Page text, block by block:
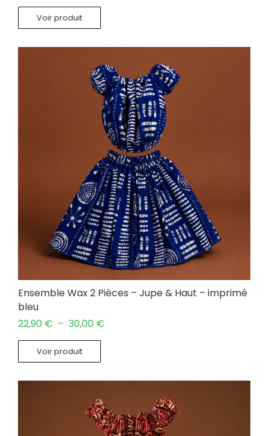
Voir produit
Ensemble Wax 2 Pièces – Jupe & Haut – imprimé
bleu
22,90 € – 30,00 €
Voir produit